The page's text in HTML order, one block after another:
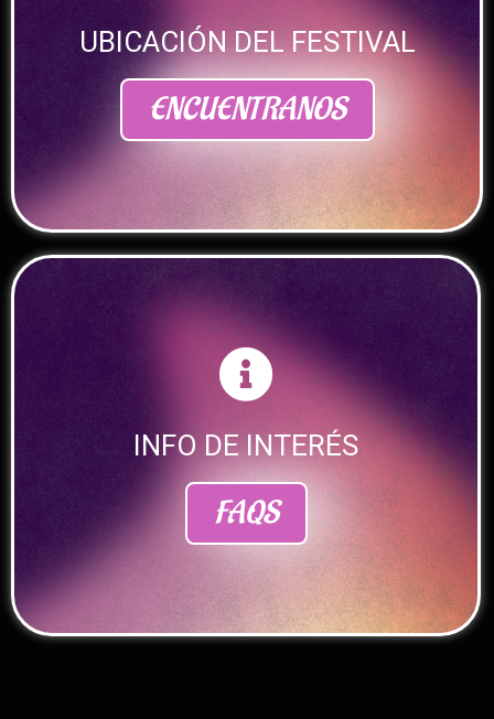
UBICACIÓN DEL FESTIVAL
ENCUENTRANOS
INFO DE INTERÉS
FAQS